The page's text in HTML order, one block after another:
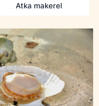
Atka makerel